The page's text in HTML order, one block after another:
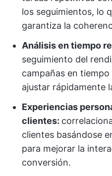
los seguimientos, lo
garantiza la
Análisis en tiempo
seguimiento del
campañas en
ajustar rápidamente
Experiencias
clientes:
clientes basándose
para mejorar la
conversión.